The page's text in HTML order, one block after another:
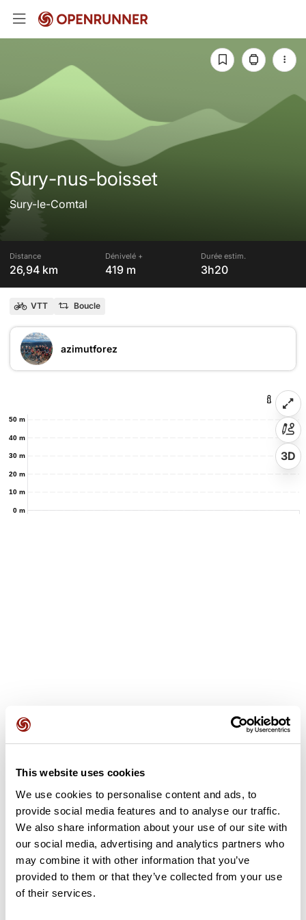
This website uses cookies
We use cookies to personalise content and ads, to
provide social media features and to analyse our traffic.
We also share information about your use of our site with
our social media, advertising and analytics partners who
may combine it with other information that you’ve
provided to them or that they’ve collected from your use
of their services.
Sury-nus-boisset
Sury-le-Comtal
Distance
26,94 km
Dénivelé +
419 m
Durée estim.
3h20
VTT Boucle
azimutforez
0 m
10 m
20 m
30 m
40 m
50 m
3D
Avis des utilisateurs
Soyez le premier à ajouter un avis !
Ajouter un avis
Résumé